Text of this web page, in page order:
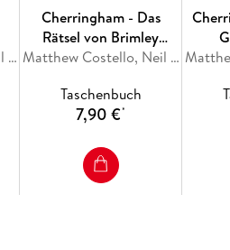
Matthew Costello, Neil Richards
Cherringham - Das
Rätsel von Brimley
Manor
Matthew Costello, Neil Richards
Taschenbuch
7,90 €*